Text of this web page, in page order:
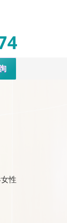
性